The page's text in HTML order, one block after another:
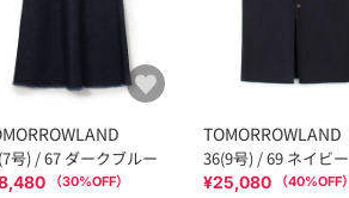
号) / 67 ダークブルー
（30%OFF）
TOMORROWLAND
36(9号) / 69 ネイビー
¥25,080 （40%OFF）